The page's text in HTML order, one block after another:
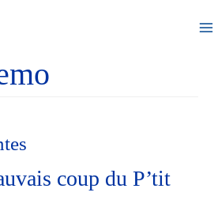
coup du P’tit